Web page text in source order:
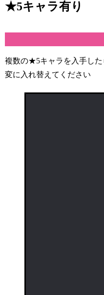
★5キャラ有り
複数の★5キャラを入手した
変に入れ替えてください